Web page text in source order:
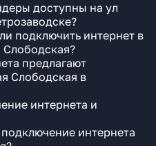
доступны на ул
подключить интернет в
предлагают
Слободская в
интернета и
интернета